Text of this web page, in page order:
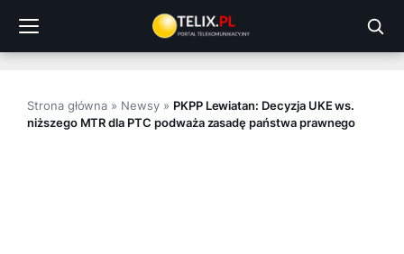
treści
Strona główna » Newsy» PKPP Lewiatan: Decyzja UKE ws.
niższego MTR dla PTC podważa zasadę państwa prawnego